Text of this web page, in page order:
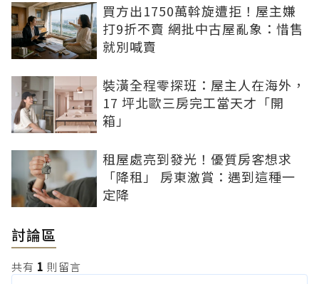
買方出1750萬斡旋遭拒！屋主嫌
打9折不賣 網批中古屋亂象：惜售
就別喊賣
裝潢全程零探班：屋主人在海外，
17 坪北歐三房完工當天才「開
箱」
租屋處亮到發光！優質房客想求
「降租」 房東激賞：遇到這種一
定降
討論區
共有 1 則留言